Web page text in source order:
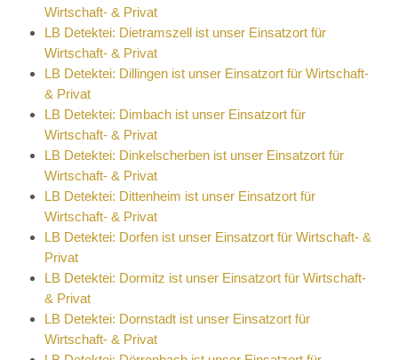
Wirtschaft- & Privat
LB Detektei: Dietramszell ist unser Einsatzort für
Wirtschaft- & Privat
LB Detektei: Dillingen ist unser Einsatzort für Wirtschaft-
& Privat
LB Detektei: Dimbach ist unser Einsatzort für
Wirtschaft- & Privat
LB Detektei: Dinkelscherben ist unser Einsatzort für
Wirtschaft- & Privat
LB Detektei: Dittenheim ist unser Einsatzort für
Wirtschaft- & Privat
LB Detektei: Dorfen ist unser Einsatzort für Wirtschaft- &
Privat
LB Detektei: Dormitz ist unser Einsatzort für Wirtschaft-
& Privat
LB Detektei: Dornstadt ist unser Einsatzort für
Wirtschaft- & Privat